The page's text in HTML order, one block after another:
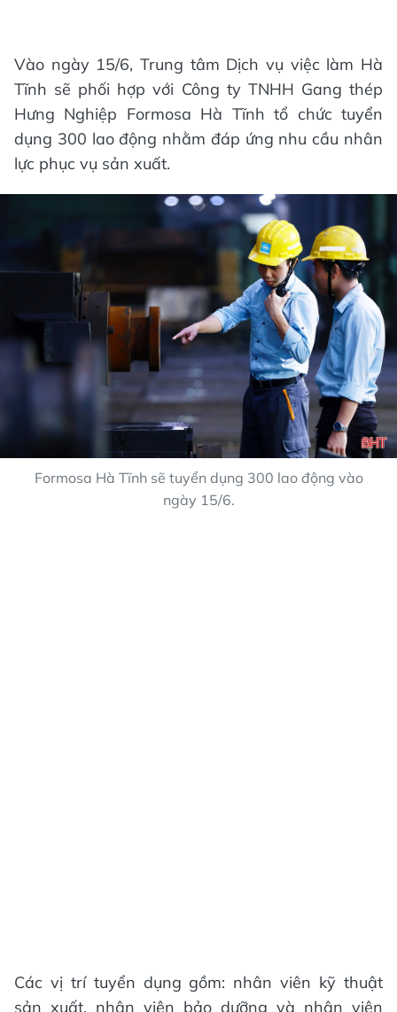
Vào ngày 15/6, Trung tâm Dịch vụ việc làm Hà
Tĩnh sẽ phối hợp với Công ty TNHH Gang thép
Hưng Nghiệp Formosa Hà Tĩnh tổ chức tuyển
dụng 300 lao động nhằm đáp ứng nhu cầu nhân
lực phục vụ sản xuất.
Formosa Hà Tĩnh sẽ tuyển dụng 300 lao động vào
ngày 15/6.
Các vị trí tuyển dụng gồm: nhân viên kỹ thuật
sản xuất, nhân viên bảo dưỡng và nhân viên